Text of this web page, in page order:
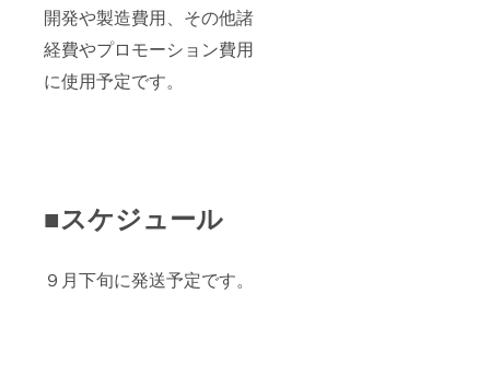
開発や製造費用、その他諸
経費やプロモーション費用
に使用予定です。
■スケジュール
９月下旬に発送予定です。